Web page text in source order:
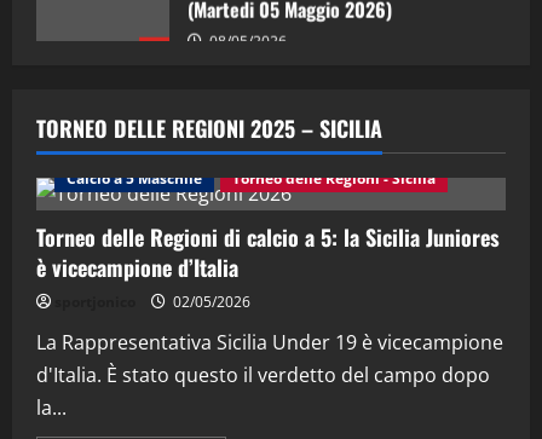
08/05/2026
2
“SportEmpire” in Podcast: 29^ Puntata
(Martedi 28 Aprile 2026)
3
"SportEmpire" in Podcast
“SportEmpire” in Podcast: 28^ Puntata
(Martedi 21 Aprile 2026)
21/04/2026
TORNEO DELLE REGIONI 2025 – SICILIA
Calcio a 5 Maschile Torneo delle Regioni - Sicilia
Torneo delle Regioni di calcio a 5: la Sicilia Juniores
è vicecampione d’Italia
02/05/2026
La Rappresentativa Sicilia Under 19 è vicecampione
d'Italia. È stato questo il verdetto del campo dopo
la...